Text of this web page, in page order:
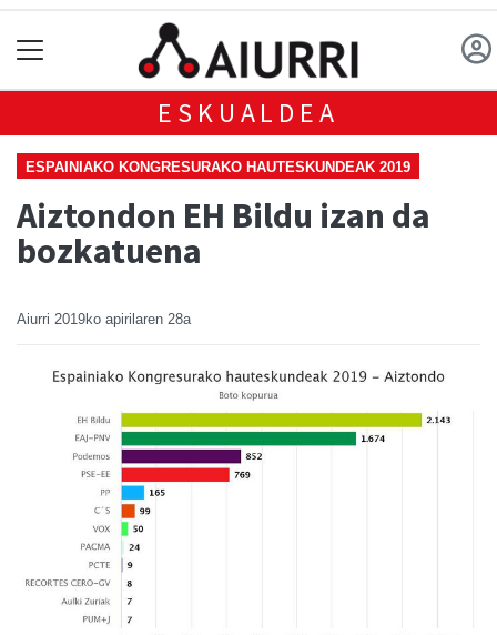
ESKUALDEA
ESPAINIAKO KONGRESURAKO HAUTESKUNDEAK 2019
Aiztondon EH Bildu izan da
bozkatuena
Aiurri 2019ko apirilaren 28a